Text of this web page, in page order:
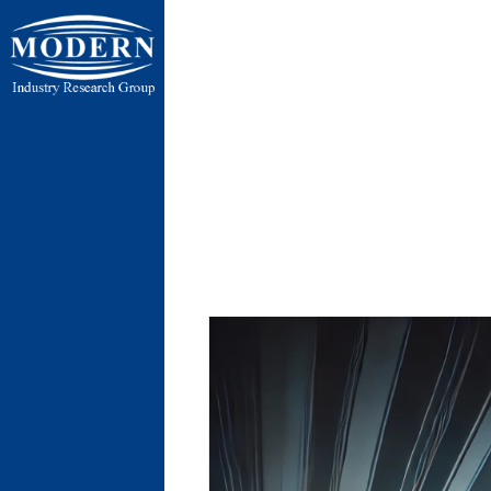
ایران ،